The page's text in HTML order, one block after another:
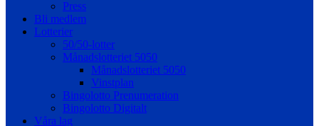
Press
Bli medlem
Lotterier
50/50-lotter
Månadslotteriet 5050
Månadslotteriet 5050
Vinstplan
Bingolotto Prenumeration
Bingolotto Digitalt
Våra lag